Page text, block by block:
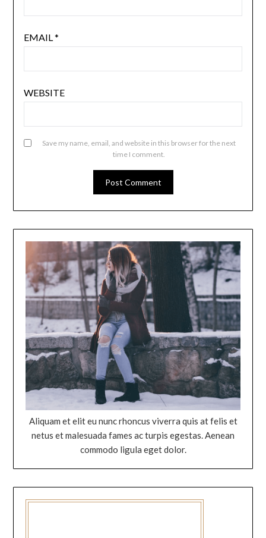
EMAIL*
WEBSITE
Save my name, email, and website in this browser for the next
time I comment.
Aliquam et elit eu nunc rhoncus viverra quis at felis et
netus et malesuada fames ac turpis egestas. Aenean
commodo ligula eget dolor.